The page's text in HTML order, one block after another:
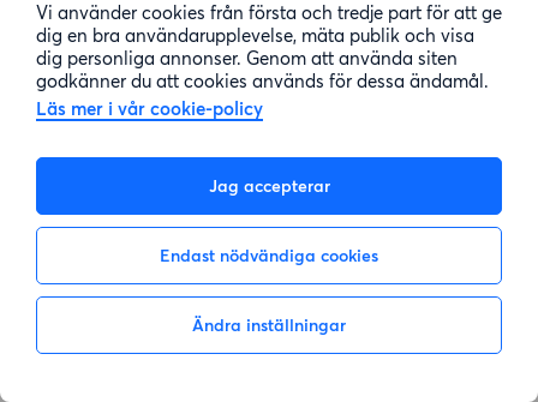
Vi använder cookies från första och tredje part för att ge
dig en bra användarupplevelse, mäta publik och visa
dig personliga annonser. Genom att använda siten
godkänner du att cookies används för dessa ändamål.
Läs mer i vår cookie-policy
Jag accepterar
Endast nödvändiga cookies
Ändra inställningar